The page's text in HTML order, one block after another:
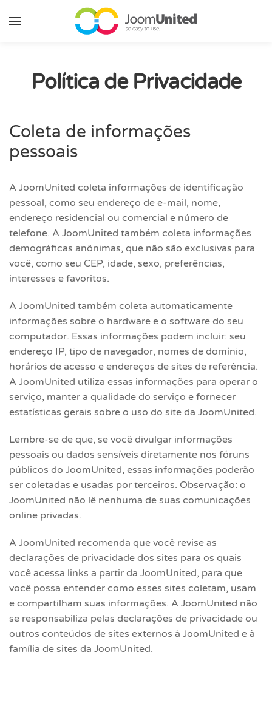
Pular para o conteúdo principal
Política de Privacidade
Coleta de informações
pessoais
A JoomUnited coleta informações de identificação
pessoal, como seu endereço de e-mail, nome,
endereço residencial ou comercial e número de
telefone. A JoomUnited também coleta informações
demográficas anônimas, que não são exclusivas para
você, como seu CEP, idade, sexo, preferências,
interesses e favoritos.
A JoomUnited também coleta automaticamente
informações sobre o hardware e o software do seu
computador. Essas informações podem incluir: seu
endereço IP, tipo de navegador, nomes de domínio,
horários de acesso e endereços de sites de referência.
A JoomUnited utiliza essas informações para operar o
serviço, manter a qualidade do serviço e fornecer
estatísticas gerais sobre o uso do site da JoomUnited.
Lembre-se de que, se você divulgar informações
pessoais ou dados sensíveis diretamente nos fóruns
públicos do JoomUnited, essas informações poderão
ser coletadas e usadas por terceiros. Observação: o
JoomUnited não lê nenhuma de suas comunicações
online privadas.
A JoomUnited recomenda que você revise as
declarações de privacidade dos sites para os quais
você acessa links a partir da JoomUnited, para que
você possa entender como esses sites coletam, usam
e compartilham suas informações. A JoomUnited não
se responsabiliza pelas declarações de privacidade ou
outros conteúdos de sites externos à JoomUnited e à
família de sites da JoomUnited.